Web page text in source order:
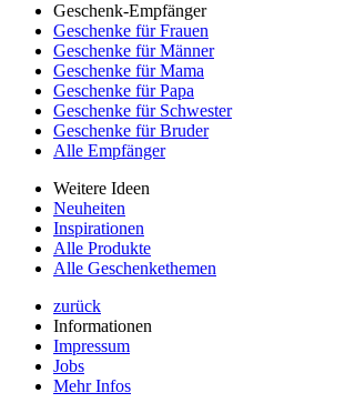
Geschenk-Empfänger
Geschenke für Frauen
Geschenke für Männer
Geschenke für Mama
Geschenke für Papa
Geschenke für Schwester
Geschenke für Bruder
Alle Empfänger
Weitere Ideen
Neuheiten
Inspirationen
Alle Produkte
Alle Geschenkethemen
zurück
Informationen
Impressum
Jobs
Mehr Infos